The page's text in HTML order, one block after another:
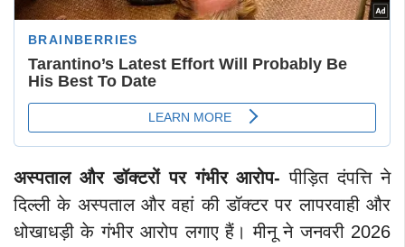
अस्पताल और डॉक्टरों पर गंभीर आरोप- पीड़ित दंपत्ति ने
दिल्ली के अस्पताल और वहां की डॉक्टर पर लापरवाही और
धोखाधड़ी के गंभीर आरोप लगाए हैं। मीनू ने जनवरी 2026